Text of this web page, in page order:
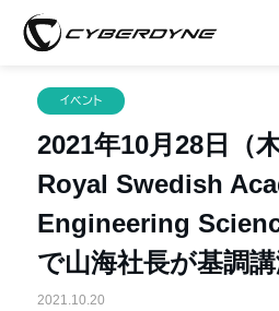
イベント
2021年10月28日（
Royal Swedish
Engineering
で山海社長が基調
2021.10.20